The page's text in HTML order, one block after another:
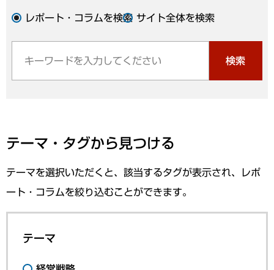
レポート・コラムを検索 サイト全体を検索
検索
テーマ・タグから見つける
テーマを選択いただくと、該当するタグが表示され、レポ
ート・コラムを絞り込むことができます。
テーマ